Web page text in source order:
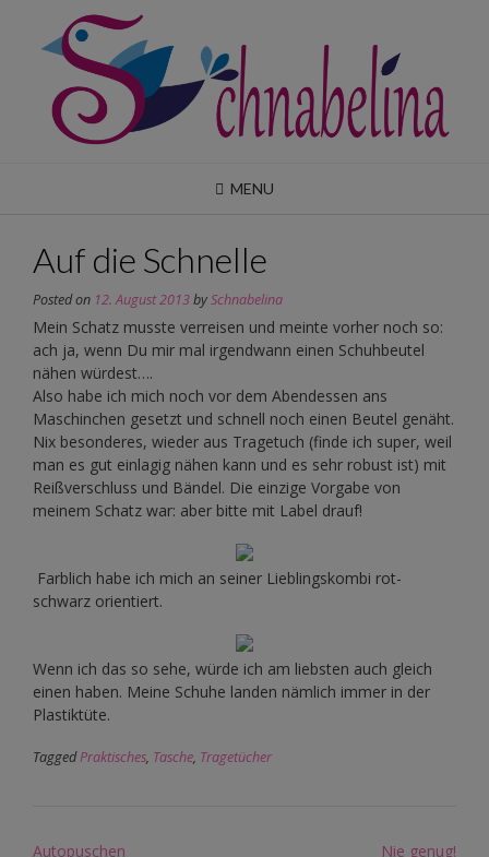
content
MENU
Auf die Schnelle
Posted on 12. August 2013bySchnabelina
Mein Schatz musste verreisen und meinte vorher noch so:
ach ja, wenn Du mir mal irgendwann einen Schuhbeutel
nähen würdest….
Also habe ich mich noch vor dem Abendessen ans
Maschinchen gesetzt und schnell noch einen Beutel genäht.
Nix besonderes, wieder aus Tragetuch (finde ich super, weil
man es gut einlagig nähen kann und es sehr robust ist) mit
Reißverschluss und Bändel. Die einzige Vorgabe von
meinem Schatz war: aber bitte mit Label drauf!
Farblich habe ich mich an seiner Lieblingskombi rot-
schwarz orientiert.
Wenn ich das so sehe, würde ich am liebsten auch gleich
einen haben. Meine Schuhe landen nämlich immer in der
Plastiktüte.
TaggedPraktisches, Tasche, Tragetücher
Post
Autopuschen Nie genug!